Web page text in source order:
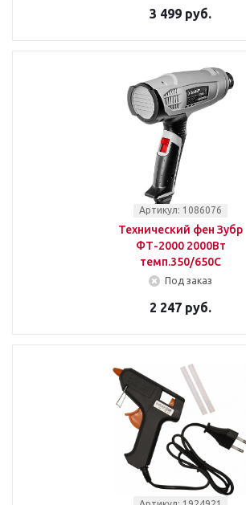
3 499 руб.
Артикул: 1086076
Технический фен Зубр
ФТ-2000 2000Вт
темп.350/650С
Под заказ
2 247 руб.